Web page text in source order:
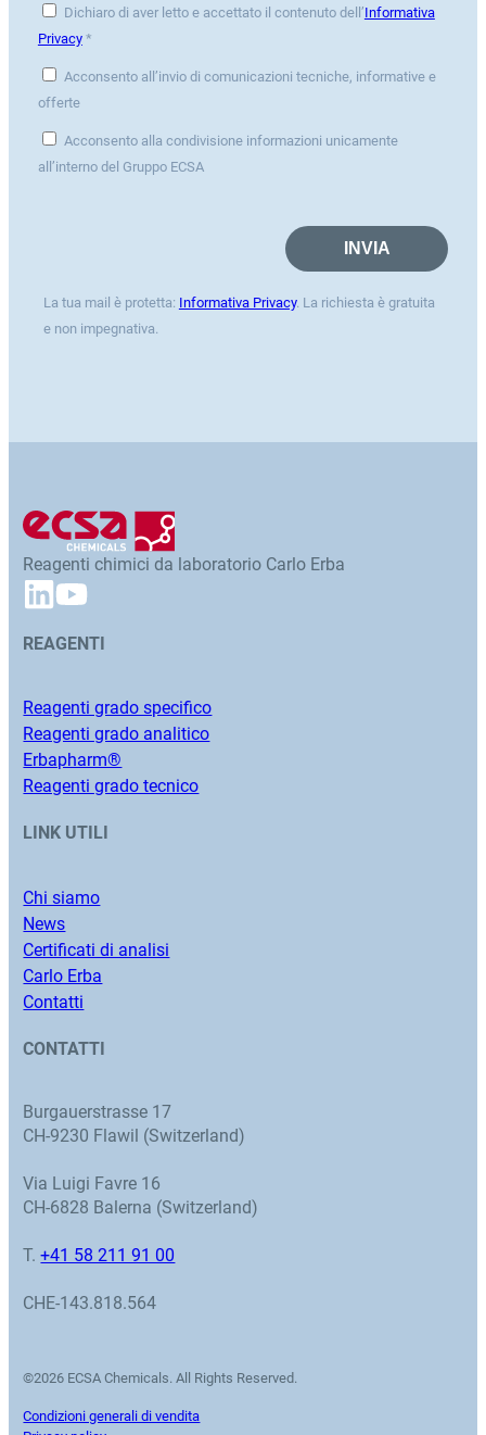
Dichiaro di aver letto e accettato il contenuto dell’Informativa
Privacy*
Acconsento all’invio di comunicazioni tecniche, informative e
offerte
Acconsento alla condivisione informazioni unicamente
all’interno del Gruppo ECSA
La tua mail è protetta: Informativa Privacy. La richiesta è gratuita
e non impegnativa.
Reagenti chimici da laboratorio Carlo Erba
REAGENTI
Reagenti grado specifico
Reagenti grado analitico
Erbapharm®
Reagenti grado tecnico
LINK UTILI
Chi siamo
News
Certificati di analisi
Carlo Erba
Contatti
CONTATTI
Burgauerstrasse 17
CH-9230 Flawil (Switzerland)
Via Luigi Favre 16
CH-6828 Balerna (Switzerland)
T.+41 58 211 91 00
CHE-143.818.564
©2026 ECSA Chemicals. All Rights Reserved.
Condizioni generali di vendita